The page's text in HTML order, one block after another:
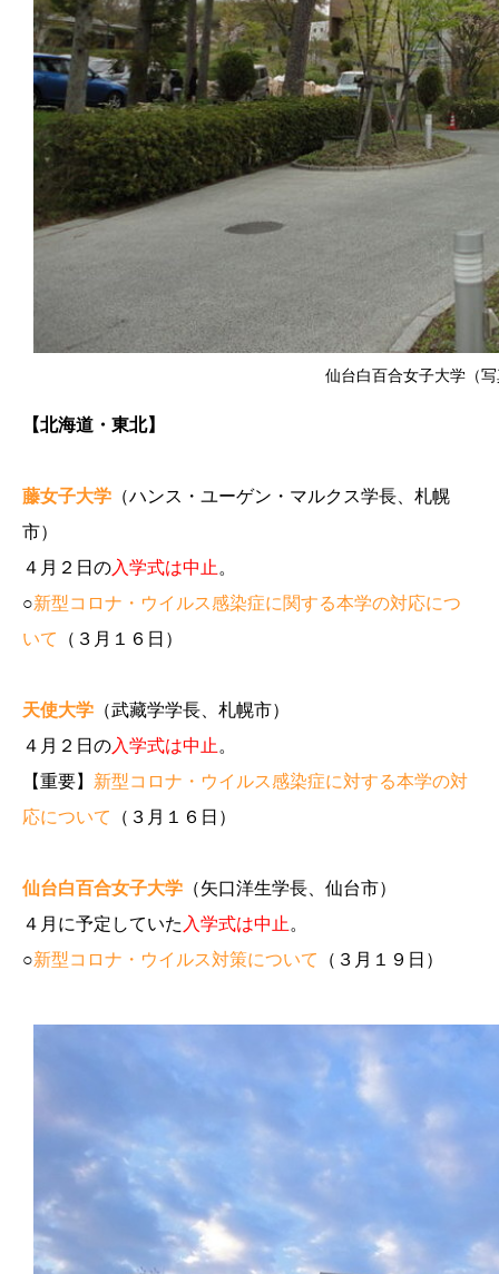
仙台白百合女子大学（
【北海道・東北】
藤女子大学 （ハンス・ユーゲン・マルクス学長、札幌
市）
４月２日の入学式は中止 。
○新型コロナ・ウイルス感染症に関する本学の対応につ
いて
（３月１６日）
天使大学 （武藏学学長、札幌市）
４月２日の入学式は中止 。
【重要】 新型コロナ・ウイルス感染症に対する本学の対
応について
（３月１６日）
仙台白百合女子大学 （矢口洋生学長、仙台市）
４月に予定していた 入学式は中止 。
○新型コロナ・ウイルス対策について （３月１９日）